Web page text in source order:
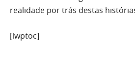
realidade por trás destas
[lwptoc]